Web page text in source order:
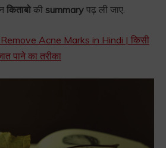
किताबोकी summary पढ़ ली जाए.
Acne Marks in Hindi | किसी
पाने का तरीका